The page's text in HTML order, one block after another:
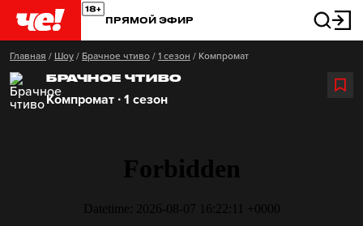
ПРЯМОЙ ЭФИР
Главная / Шоу / Брачное чтиво / 1 сезон / Компромат
БРАЧНОЕ ЧТИВО
Компромат ∙ 1 сезон